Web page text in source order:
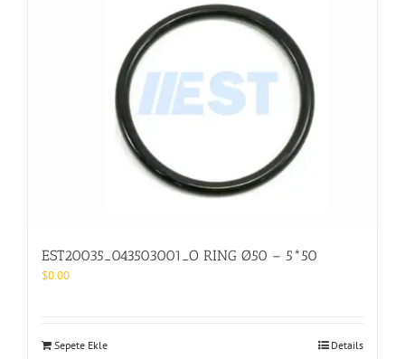
EST20035_043503001_O RING Ø50 – 5*50
$0.00
Sepete Ekle Details